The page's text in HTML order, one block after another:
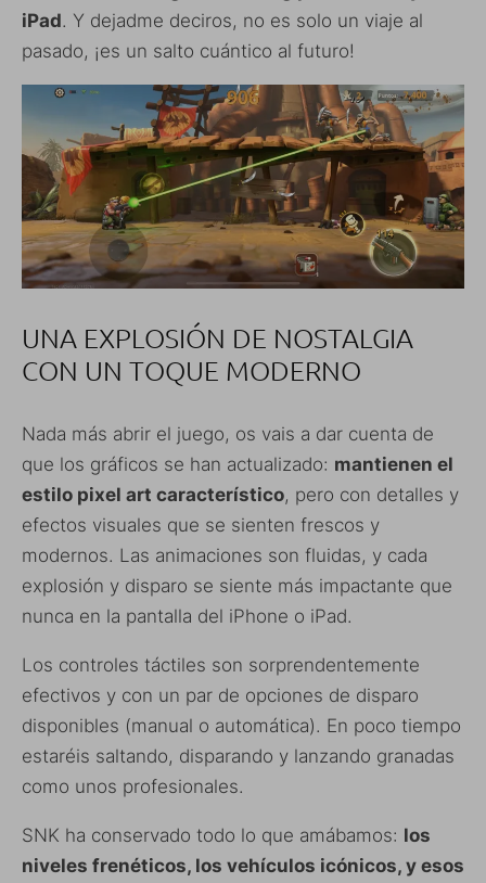
iPad. Y dejadme deciros, no es solo un viaje al
pasado, ¡es un salto cuántico al futuro!
UNA EXPLOSIÓN DE NOSTALGIA
CON UN TOQUE MODERNO
Nada más abrir el juego, os vais a dar cuenta de
que los gráficos se han actualizado: mantienen el
estilo pixel art característico, pero con detalles y
efectos visuales que se sienten frescos y
modernos. Las animaciones son fluidas, y cada
explosión y disparo se siente más impactante que
nunca en la pantalla del iPhone o iPad.
Los controles táctiles son sorprendentemente
efectivos y con un par de opciones de disparo
disponibles (manual o automática). En poco tiempo
estaréis saltando, disparando y lanzando granadas
como unos profesionales.
SNK ha conservado todo lo que amábamos: los
niveles frenéticos, los vehículos icónicos, y esos